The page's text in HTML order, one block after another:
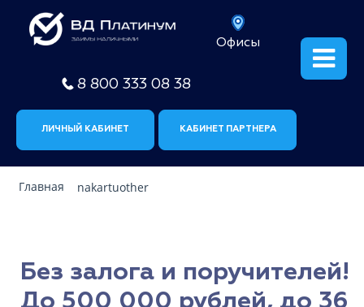
Офисы
8 800 333 08 38
ЛИЧНЫЙ КАБИНЕТ КАБИНЕТ ПАРТНЕРА
Главная nakartuother
Без залога и поручителей!
До 500 000 рублей, до 36